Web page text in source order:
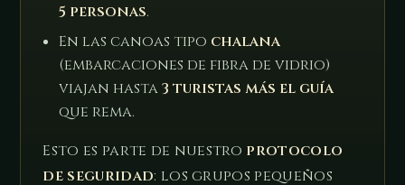
5 personas.
En las canoas tipo chalana
(embarcaciones de fibra de vidrio)
viajan hasta3 turistas más el guía
que rema.
Esto es parte de nuestro protocolo
de seguridad: los grupos pequeños